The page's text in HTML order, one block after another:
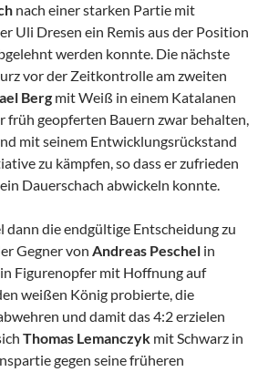
nach einer starken Partie mit
Uli Dresen ein Remis aus der Position
werden konnte. Die nächste
vor der Zeitkontrolle am zweiten
Berg mit Weiß in einem Katalanen
früh geopferten Bauern zwar behalten,
mit seinem Entwicklungsrückstand
zu kämpfen, so dass er zufrieden
Dauerschach abwickeln konnte.
die endgültige Entscheidung zu
Gegner von Andreas Peschel in
Figurenopfer mit Hoffnung auf
weißen König probierte, die
und damit das 4:2 erzielen
Thomas Lemanczyk mit Schwarz in
gegen seine früheren